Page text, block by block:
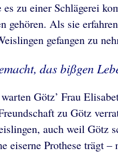
es zu einer Schlägerei
gehören. Als sie
gefangen zu
das bißgen
Götz’ Frau
zu Götz
auch weil Götz
eiserne Prothese trägt